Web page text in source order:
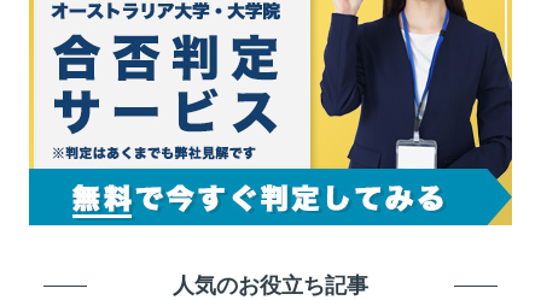
人気のお役立ち記事